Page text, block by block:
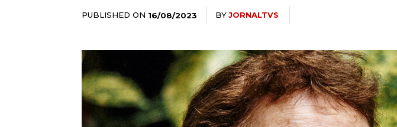
PUBLISHED ON 16/08/2023 BYJORNALTVS